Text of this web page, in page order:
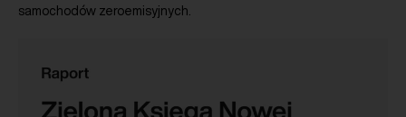
samochodów zeroemisyjnych.